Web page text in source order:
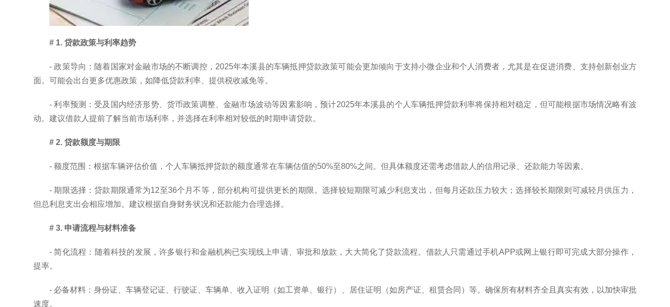
# 1. 贷款政策与利率趋势
- 政策导向：随着国家对金融市场的不断调控，2025年本溪县的车辆抵押贷款政策可能会更加倾向于支持小微企业和个人消费者，尤其是在促进消费、支持创新创业方
面。可能会出台更多优惠政策，如降低贷款利率、提供税收减免等。
- 利率预测：受及国内经济形势、货币政策调整、金融市场波动等因素影响，预计2025年本溪县的个人车辆抵押贷款利率将保持相对稳定，但可能根据市场情况略有波
动。建议借款人提前了解当前市场利率，并选择在利率相对较低的时期申请贷款。
# 2. 贷款额度与期限
- 额度范围：根据车辆评估价值，个人车辆抵押贷款的额度通常在车辆估值的50%至80%之间。但具体额度还需考虑借款人的信用记录、还款能力等因素。
- 期限选择：贷款期限通常为12至36个月不等，部分机构可提供更长的期限。选择较短期限可减少利息支出，但每月还款压力较大；选择较长期限则可减轻月供压力，
但总利息支出会相应增加。建议根据自身财务状况和还款能力合理选择。
# 3. 申请流程与材料准备
- 简化流程：随着科技的发展，许多银行和金融机构已实现线上申请、审批和放款，大大简化了贷款流程。借款人只需通过手机APP或网上银行即可完成大部分操作，
提率。
- 必备材料：身份证、车辆登记证、行驶证、车辆单、收入证明（如工资单、银行）、居住证明（如房产证、租赁合同）等。确保所有材料齐全且真实有效，以加快审批
速度。